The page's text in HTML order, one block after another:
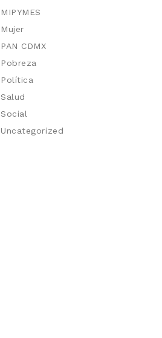
MIPYMES
Mujer
PAN CDMX
Pobreza
Política
Salud
Social
Uncategorized